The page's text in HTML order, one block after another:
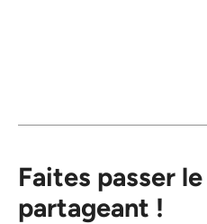
Faites passer
partageant !